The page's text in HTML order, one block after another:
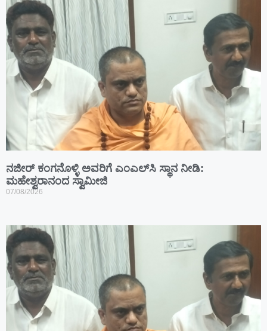
ನಜೀರ್ ಕಂಗನೊಳ್ಳಿ ಅವರಿಗೆ ಎಂಎಲ್‌ಸಿ ಸ್ಥಾನ ನೀಡಿ:
ಮಹೇಶ್ವರಾನಂದ ಸ್ವಾಮೀಜಿ
07/08/2026